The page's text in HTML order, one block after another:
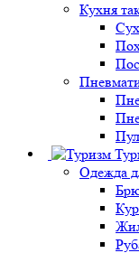
Кухня
Одежда